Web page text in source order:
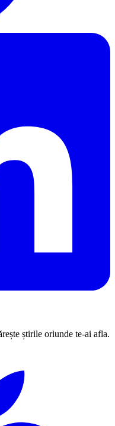
știrile oriunde te-ai afla.